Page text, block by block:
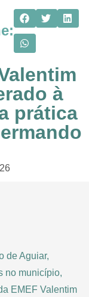
à
prática
de Aguiar,
no município,
EMEF Valentim